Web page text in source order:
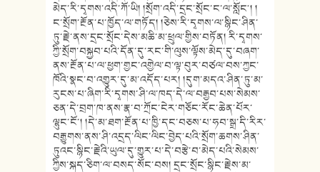
མེད་རི་དྭགས་འདི་ཀོ་ཡི། །སྲོག་འདི་དྲང་སྲོང་ང་ལ་སློང༌། །
ང་སྲོག་རྔོན་པ་ཁྱོད་ལ་གཏོད། །ཅེས་རི་དྭགས་ལ་སྙིང་ཤིན་
ཏུ་རྗེ་ནས་དྲང་སྲོང་དེས་མཆི་མ་ཕྲུལ་གྱིས་བཏོན། རི་དྭགས་
ཀྱི་སྲོག་བསྐྱབ་པའི་དོན་དུ་རང་གི་ལུས་ལྟོས་མེད་དུ་བཞག་
ནས་རྔོན་པ་ལ་ཕྱག་གྱང་འགྱེལ་བ་ལྟ་བུར་བཙལ་བས་ཀྱང་
ཁོའི་སྣང་བ་འགྱུར་དུ་མ་འདོད་པར། །དུག་མདའ་ཤིན་ཏུ་མ་
རུངས་པ་ཞིག་རི་དྭགས་ཤི་ལ་ཁད་དེ་ལ་བརྒྱབ་པས་སེམས་
ཅན་དེ་བྲག་ཁ་ནས་རྣ་བ་ཀྲོང་ངེར་གཅོང་རོང་ཆེན་པོར་
ལྷུང་ངོ་། །དེ་མ་ཐག་རྔོན་པ་ཁྱི་དང་བཅས་པ་ཧབ་སྒྲ་དི་རིར་
བརྒྱུགས་ནས་ཤི་འདྲད་ལིང་ལིང་བྱེད་པའི་སྲོག་ཆགས་ཤིན་
ཏུའང་སྙིང་རྗེའི་ཡུལ་དུ་གྱུར་པ་དེ་བརྩེ་བ་མེད་པའི་སེམས་
ཀྱིས་སྐད་ཅིག་ལ་བསད་སོང་བས། དྲང་སྲོང་སྙིང་རྗེས་མ་